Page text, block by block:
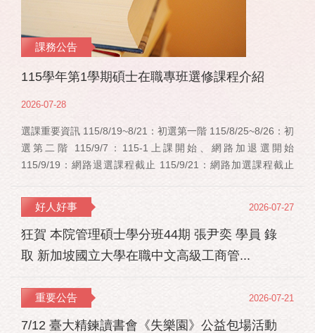
課務公告
115學年第1學期碩士在職專班選修課程介紹
2026-07-28
選課重要資訊 115/8/19~8/21：初選第一階 115/8/25~8/26：初
選第二階 115/9/7：115-1上課開始、網路加退選開始
115/9/19：網路退選課程截止 115/9/21：網路加選課程截止
【賽明成老師】 相關連結：週一：大局勢：美...
好人好事
狂賀 本院管理碩士學分班44期 張尹奕 學員 錄
取 新加坡國立大學在職中文高級工商管...
2026-07-27
重要公告
7/12 臺大精鍊讀書會《失樂園》公益包場活動
2026-07-21